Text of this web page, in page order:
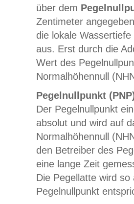
über dem
Zentimeter
die lokale
aus. Erst durch die
Wert des
Normalhöhennull
Pegelnullpunkt
Der Pegelnullpunkt
absolut und wird auf
Normalhöhennull
den Betreiber des
eine lange Zeit
Die Pegellatte wird
Pegelnullpunkt